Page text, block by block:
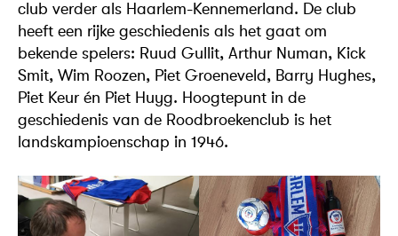
club verder als Haarlem-Kennemerland. De club
heeft een rijke geschiedenis als het gaat om
bekende spelers: Ruud Gullit, Arthur Numan, Kick
Smit, Wim Roozen, Piet Groeneveld, Barry Hughes,
Piet Keur én Piet Huyg. Hoogtepunt in de
geschiedenis van de Roodbroekenclub is het
landskampioenschap in 1946.